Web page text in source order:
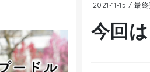
2021-11-15 / 最終
今回